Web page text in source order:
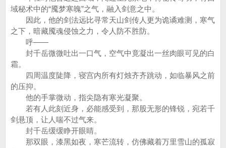
域秘术中的“魇梦寒魄”之气，融入剑意之中。
因此，他的剑法远比寻常天山剑传人更为诡谲难测，寒气
之下，暗藏魇魂侵蚀之力，令人防不胜防。
呼——
封千岳微微吐出一口气，空气中竟凝出一丝肉眼可见的白
霜。
四周温度陡降，寝宫内所有灯烛齐齐跳动，如临暴风之前
的压抑。
他的手掌微动，指尖隐有寒光凝聚。
若有人此刻近身，必能感受到，那股无形的锋锐，宛若千
剑悬顶，让人喘不过气来。
封千岳缓缓睁开眼睛。
那双眼，漆黑如夜，寒芒流转，仿佛藏着万里雪山的孤寂